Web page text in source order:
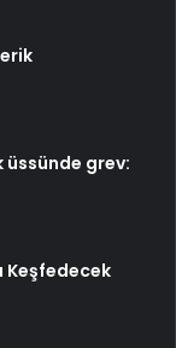
üssünde grev:
Keşfedecek